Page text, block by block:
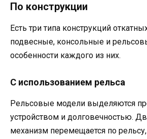
По конструкции
Есть три типа конструкций
подвесные, консольные и
особенности каждого из них.
С использованием рельса
Рельсовые модели выделяются
устройством и долговечностью.
механизм перемещается по